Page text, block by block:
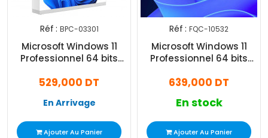
Réf : BPC-03301
Microsoft Windows 11
Professionnel 64 bits
529,000 DT
En Arrivage
Ajouter Au Panier
Réf : FQC-10532
Microsoft Windows 11
Professionnel 64 bits
639,000 DT
En stock
Ajouter Au Panier